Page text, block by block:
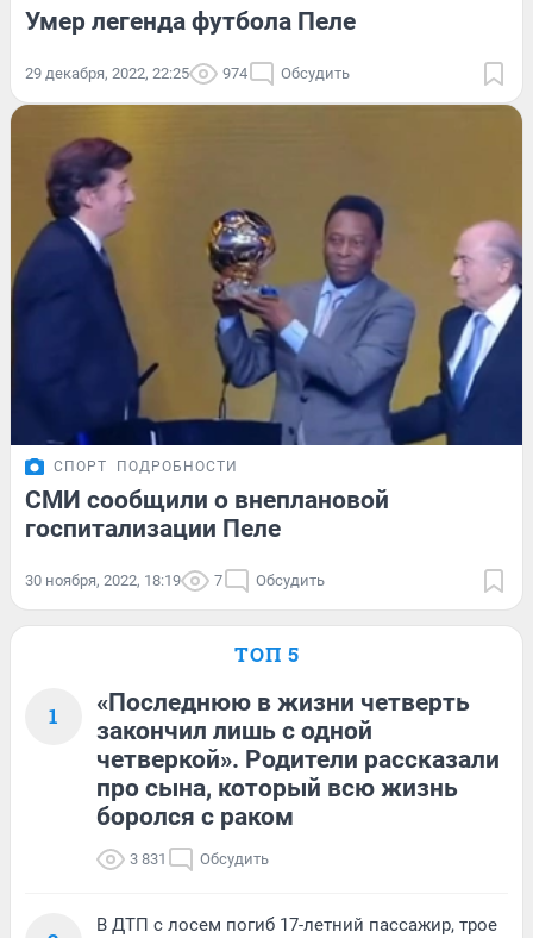
Умер легенда футбола Пеле
29 декабря, 2022, 22:25 974 Обсудить
СПОРТ ПОДРОБНОСТИ
СМИ сообщили о внеплановой
госпитализации Пеле
30 ноября, 2022, 18:19 7 Обсудить
ТОП 5
1
«Последнюю в жизни четверть
закончил лишь с одной
четверкой». Родители рассказали
про сына, который всю жизнь
боролся с раком
3 831 Обсудить
В ДТП с лосем погиб 17-летний пассажир, трое